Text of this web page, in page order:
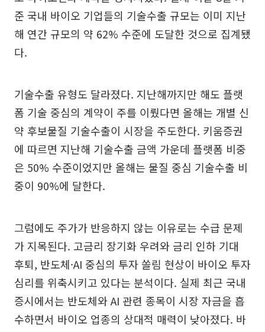
준 국내 바이오 기업들의 기술수출 규모는 이미 지난
해 연간 규모의 약 62% 수준에 도달한 것으로 집계됐
다.
기술수출 유형도 달라졌다. 지난해까지만 해도 플랫
폼 기술 중심의 계약이 주를 이뤘다면 올해는 개별 신
약 후보물질 기술수출이 시장을 주도한다. 키움증권
에 따르면 지난해 기술수출 금액 가운데 플랫폼 비중
은 50% 수준이었지만 올해는 물질 중심 기술수출 비
중이 90%에 달한다.
그럼에도 주가가 반응하지 않는 이유로는 수급 문제
가 지목된다. 고금리 장기화 우려와 금리 인하 기대
후퇴, 반도체·AI 중심의 투자 쏠림 현상이 바이오 투자
심리를 위축시키고 있다는 분석이다. 실제 최근 국내
증시에서는 반도체와 AI 관련 종목이 시장 자금을 흡
수하면서 바이오 업종의 상대적 매력이 낮아졌다. 바